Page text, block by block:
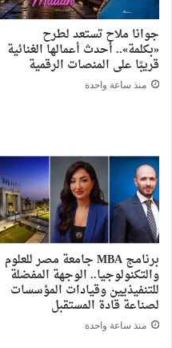
جوانا ملاح تستعد لطرح
«بكلمة».. أحدث أعمالها الغنائية
قريبًا على المنصات الرقمية
منذ ساعة واحدة
برنامج MBA جامعة مصر للعلوم
والتكنولوجيا.. الوجهة المفضلة
للتنفيذيين وقيادات المؤسسات
لصناعة قادة المستقبل
منذ ساعة واحدة